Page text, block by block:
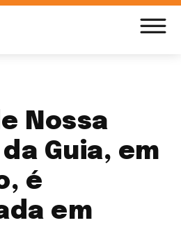
Nossa
Guia, em
é
em